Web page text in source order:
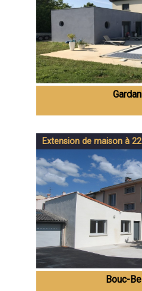
Extension de maison à
Bouc-